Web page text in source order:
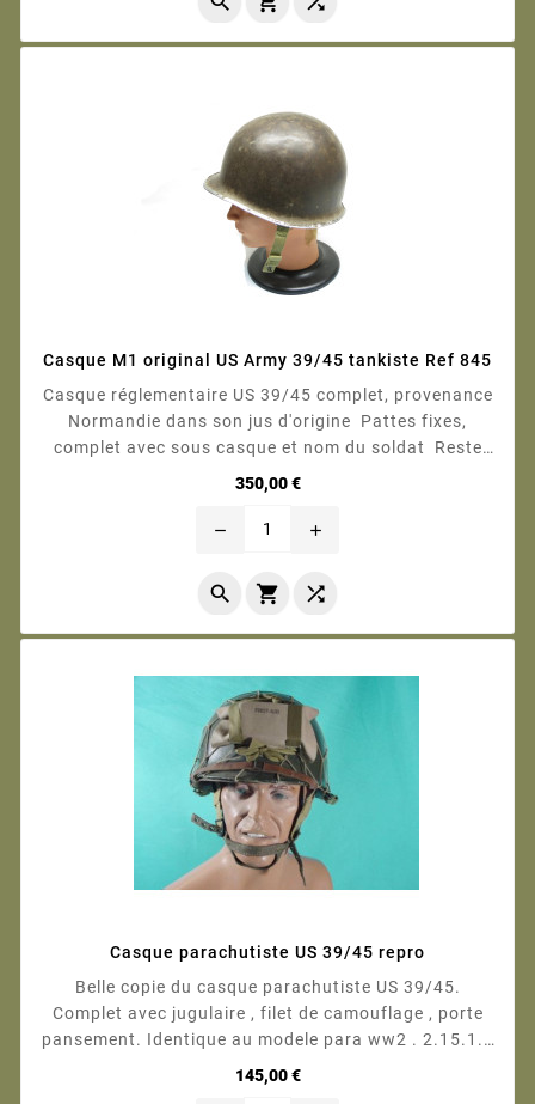
Casque M1 original US Army 39/45 tankiste Ref 845
Casque réglementaire US 39/45 complet, provenance
Normandie dans son jus d'origine Pattes fixes,
complet avec sous casque et nom du soldat Reste
d'insigne tankiste sur l'avant du sous casque Photos
350,00 €Prix
remove add
  
Casque parachutiste US 39/45 repro
Belle copie du casque parachutiste US 39/45.
Complet avec jugulaire , filet de camouflage , porte
pansement. Identique au modele para ww2 . 2.15.1.0
2.15.1.0
145,00 €Prix